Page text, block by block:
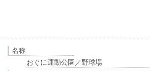
名称
おぐに運動公園／野球場